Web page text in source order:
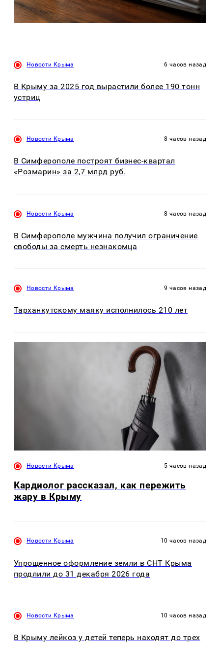
Новости Крыма 6 часов назад
В Крыму за 2025 год вырастили более 190 тонн
устриц
Новости Крыма 8 часов назад
В Симферополе построят бизнес-квартал
«Розмарин» за 2,7 млрд руб.
Новости Крыма 8 часов назад
В Симферополе мужчина получил ограничение
свободы за смерть незнакомца
Новости Крыма 9 часов назад
Тарханкутскому маяку исполнилось 210 лет
Новости Крыма 5 часов назад
Кардиолог рассказал, как пережить
жару в Крыму
Новости Крыма 10 часов назад
Упрощенное оформление земли в СНТ Крыма
продлили до 31 декабря 2026 года
Новости Крыма 10 часов назад
В Крыму лейкоз у детей теперь находят до трех